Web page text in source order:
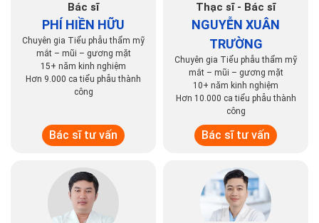
Bác sĩ
PHÍ HIỀN HỮU
Chuyên gia Tiểu phẫu thẩm mỹ
mắt – mũi – gương mặt
15+ năm kinh nghiệm
Hơn 9.000 ca tiểu phẫu thành
công
Bác sĩ tư vấn
Thạc sĩ - Bác sĩ
NGUYỄN XUÂN
TRƯỜNG
Chuyên gia Tiểu phẫu thẩm mỹ
mắt – mũi – gương mặt
10+ năm kinh nghiệm
Hơn 10.000 ca tiểu phẫu thành
công
Bác sĩ tư vấn